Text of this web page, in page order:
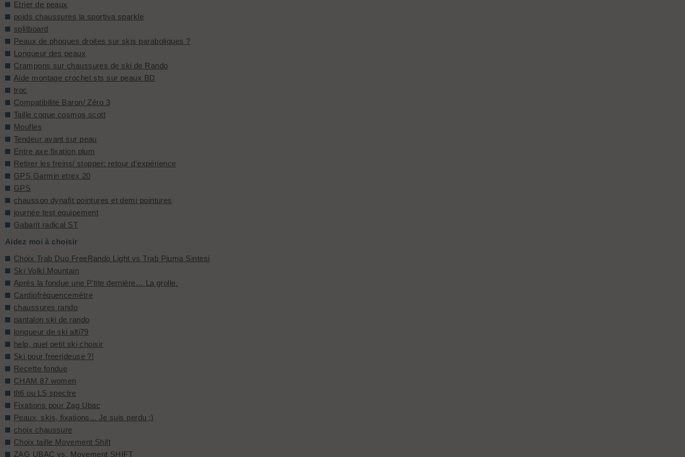
Etrier de peaux
poids chaussures la sportiva sparkle
splitboard
Peaux de phoques droites sur skis paraboliques ?
Longueur des peaux
Crampons sur chaussures de ski de Rando
Aide montage crochet sts sur peaux BD
troc
Compatibilité Baron/ Zéro 3
Taille coque cosmos scott
Moufles
Tendeur avant sur peau
Entre axe fixation plum
Retirer les freins/ stopper: retour d'expérience
GPS Garmin etrex 20
GPS
chausson dynafit pointures et demi pointures
journée test equipement
Gabarit radical ST
Aidez moi à choisir
Choix Trab Duo FreeRando Light vs Trab Piuma Sintesi
Ski Volkl Mountain
Après la fondue une P'tite dernière… La grolle.
Cardiofréquencemètre
chaussures rando
pantalon ski de rando
longueur de ski alti79
help, quel petit ski choisir
Ski pour freerideuse ?!
Recette fondue
CHAM 87 women
tlt6 ou LS spectre
Fixations pour Zag Ubac
Peaux, skis, fixations... Je suis perdu ;)
choix chaussure
Choix taille Movement Shift
ZAG UBAC vs. Movement SHIFT